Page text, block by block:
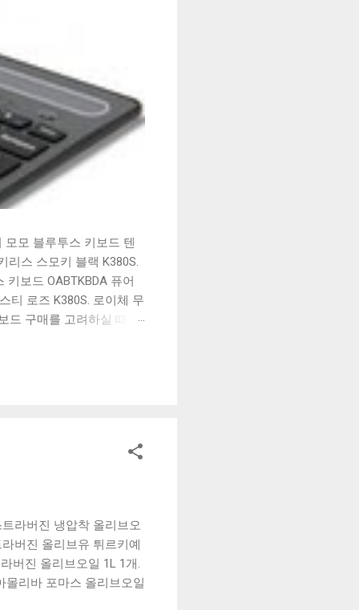
모모 블루투스 키보드 텐
리스 스모키 블랙 K380S.
보드 OABTKBDA 퓨어
티 로즈 K380S. 로이체 무
드 구매를 고려하실 때, 추
라버진 냉압착 올리브오
버진 올리브유 튀르키예
버진 올리브오일 1L 1개.
몰리바 포마스 올리브오일